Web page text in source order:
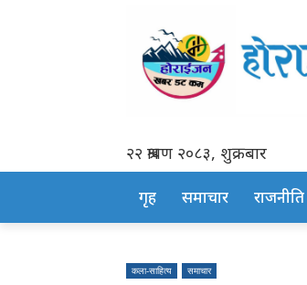
२२ श्रावण २०८३, शुक्रबार
गृह समाचार राजनीति
कला-साहित्य समाचार